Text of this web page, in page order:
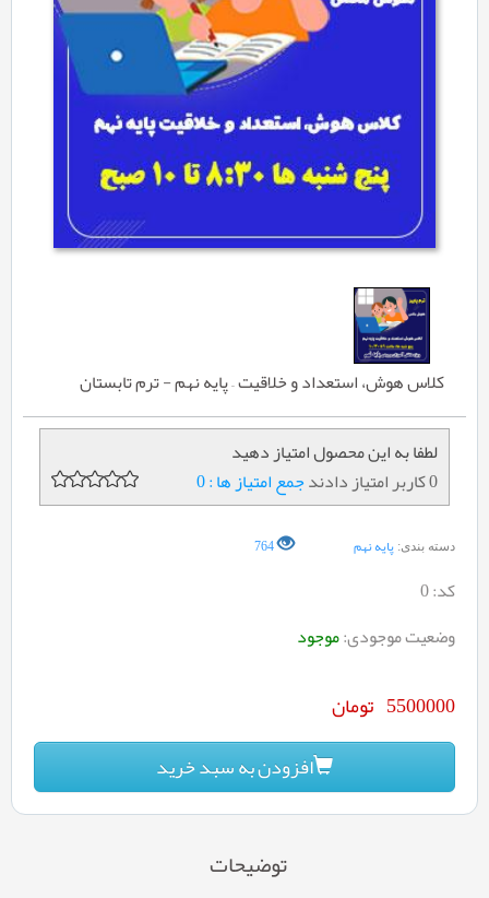
کلاس هوش، استعداد و خلاقیت – پایه نهم - ترم تابستان
لطفا به این محصول امتیاز دهید
0 کاربر امتیاز دادند
جمع امتیاز ها : 0
دسته بندی: پایه نهم 764
کد:0
وضعیت موجودی:موجود
5500000 تومان
افزودن به سبد خرید
توضیحات